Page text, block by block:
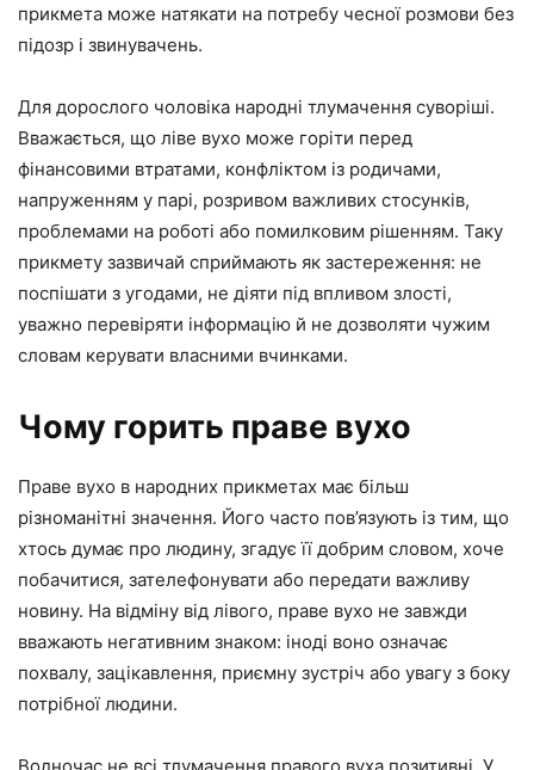
прикмета може натякати на потребу чесної розмови без
підозр і звинувачень.
Для дорослого чоловіка народні тлумачення суворіші.
Вважається, що ліве вухо може горіти перед
фінансовими втратами, конфліктом із родичами,
напруженням у парі, розривом важливих стосунків,
проблемами на роботі або помилковим рішенням. Таку
прикмету зазвичай сприймають як застереження: не
поспішати з угодами, не діяти під впливом злості,
уважно перевіряти інформацію й не дозволяти чужим
словам керувати власними вчинками.
Чому горить праве вухо
Праве вухо в народних прикметах має більш
різноманітні значення. Його часто пов’язують із тим, що
хтось думає про людину, згадує її добрим словом, хоче
побачитися, зателефонувати або передати важливу
новину. На відміну від лівого, праве вухо не завжди
вважають негативним знаком: іноді воно означає
похвалу, зацікавлення, приємну зустріч або увагу з боку
потрібної людини.
Водночас не всі тлумачення правого вуха позитивні. У